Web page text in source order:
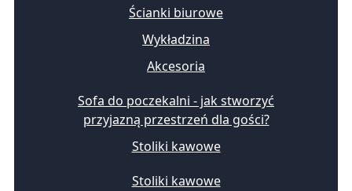
Ścianki biurowe
Wykładzina
Akcesoria
Sofa do poczekalni - jak stworzyć
przyjazną przestrzeń dla gości?
Stoliki kawowe
Stoliki kawowe